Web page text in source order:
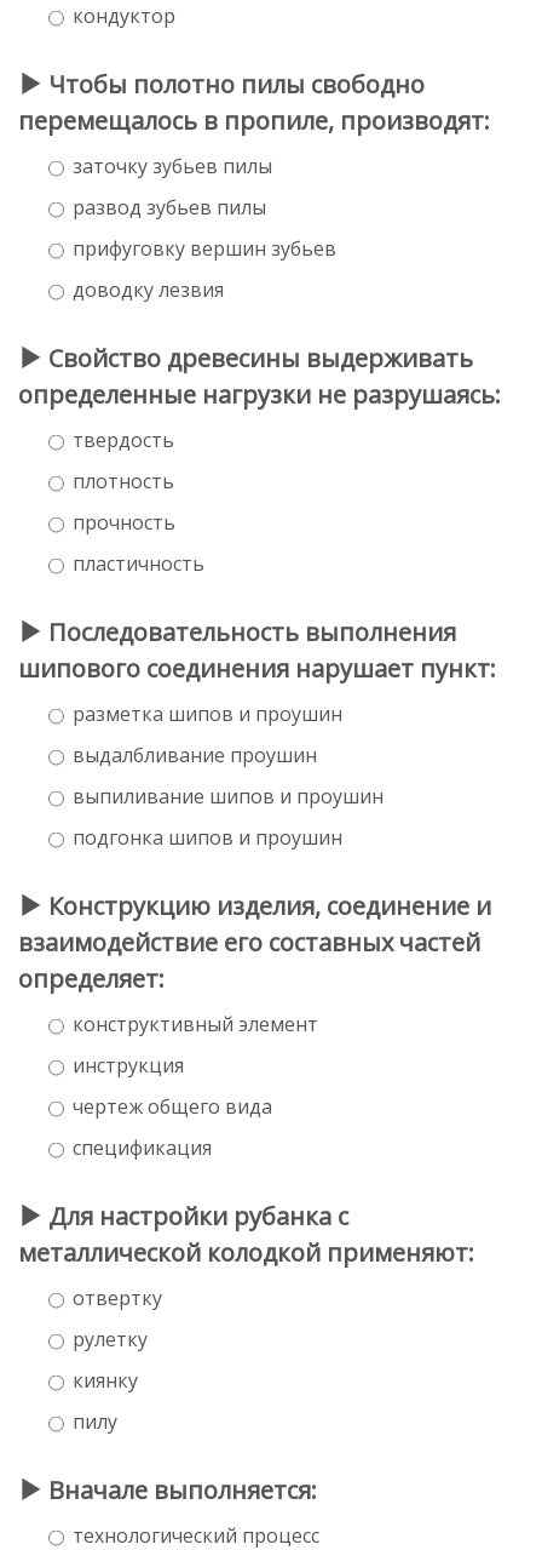
кондуктор
Чтобы полотно пилы свободно
перемещалось в пропиле, производят:
заточку зубьев пилы
развод зубьев пилы
прифуговку вершин зубьев
доводку лезвия
Свойство древесины выдерживать
определенные нагрузки не разрушаясь:
твердость
плотность
прочность
пластичность
Последовательность выполнения
шипового соединения нарушает пункт:
разметка шипов и проушин
выдалбливание проушин
выпиливание шипов и проушин
подгонка шипов и проушин
Конструкцию изделия, соединение и
взаимодействие его составных частей
определяет:
конструктивный элемент
инструкция
чертеж общего вида
спецификация
Для настройки рубанка с
металлической колодкой применяют:
отвертку
рулетку
киянку
пилу
Вначале выполняется:
технологический процесс